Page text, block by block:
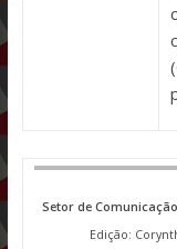
Setor de
Edição: